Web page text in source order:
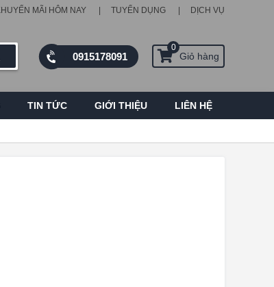
MÃI HÔM NAY TUYỂN DỤNG DỊCH VỤ
0915178091
0
Giỏ hàng
TIN TỨC GIỚI THIỆU LIÊN HỆ